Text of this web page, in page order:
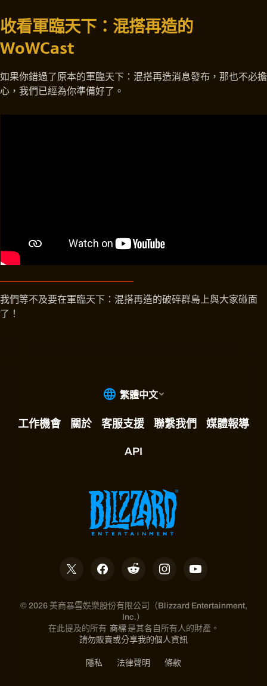
收看軍臨天下：混搭再造的
WoWCast
如果你錯過了原本的軍臨天下：混搭再造消息發布，那也不必擔
心，我們已經為你準備好了。
我們等不及要在軍臨天下：混搭再造的破碎群島上與大家碰面
了！